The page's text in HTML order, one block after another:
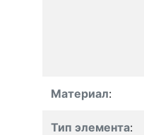
Материал:
Тип элемента: